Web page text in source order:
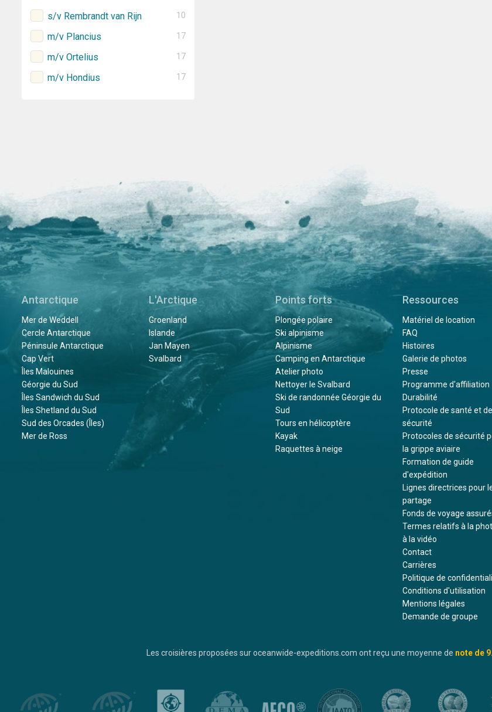
s/v Rembrandt van Rijn 10
m/v Plancius 17
m/v Ortelius 17
m/v Hondius 17
Antarctique
Mer de Weddell
Cercle Antarctique
Péninsule Antarctique
Cap Vert
Îles Malouines
Géorgie du Sud
Îles Sandwich du Sud
Îles Shetland du Sud
Sud des Orcades (Îles)
Mer de Ross
L'Arctique
Groenland
Islande
Jan Mayen
Svalbard
Points forts
Plongée polaire
Ski alpinisme
Alpinisme
Camping en Antarctique
Atelier photo
Nettoyer le Svalbard
Ski de randonnée Géorgie du
Sud
Tours en hélicoptère
Kayak
Raquettes à neige
Ressources
Matériel de location
FAQ
Histoires
Galerie de photos
Presse
Programme d'affiliation
Durabilité
Protocole de santé et de
sécurité
Protocoles de sécurité
la grippe aviaire
Formation de guide
d'expédition
Lignes directrices pour
partage
Fonds de voyage
Termes relatifs à la
à la vidéo
Contact
Carrières
Politique de
Conditions d'utilisation
Mentions légales
Demande de groupe
Les croisières proposées sur oceanwide-expeditions.com ont reçu une moyenne de note de